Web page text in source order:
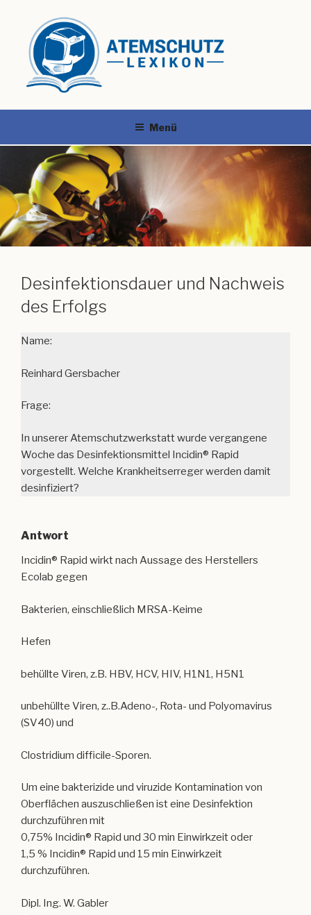
Menü
Desinfektionsdauer und Nachweis
des Erfolgs
Name:
Reinhard Gersbacher
Frage:
In unserer Atemschutzwerkstatt wurde vergangene
Woche das Desinfektionsmittel Incidin® Rapid
vorgestellt. Welche Krankheitserreger werden damit
desinfiziert?
Antwort
Incidin® Rapid wirkt nach Aussage des Herstellers
Ecolab gegen
Bakterien, einschließlich MRSA-Keime
Hefen
behüllte Viren, z.B. HBV, HCV, HIV, H1N1, H5N1
unbehüllte Viren, z..B.Adeno-, Rota- und Polyomavirus
(SV40) und
Clostridium difficile-Sporen.
Um eine bakterizide und viruzide Kontamination von
Oberflächen auszuschließen ist eine Desinfektion
durchzuführen mit
0,75% Incidin® Rapid und 30 min Einwirkzeit oder
1,5 % Incidin® Rapid und 15 min Einwirkzeit
durchzuführen.
Dipl. Ing. W. Gabler